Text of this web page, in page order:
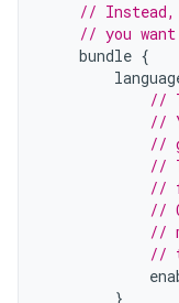
// Instead,
// you
bundle {
//
//
//
//
//
//
//
//
}